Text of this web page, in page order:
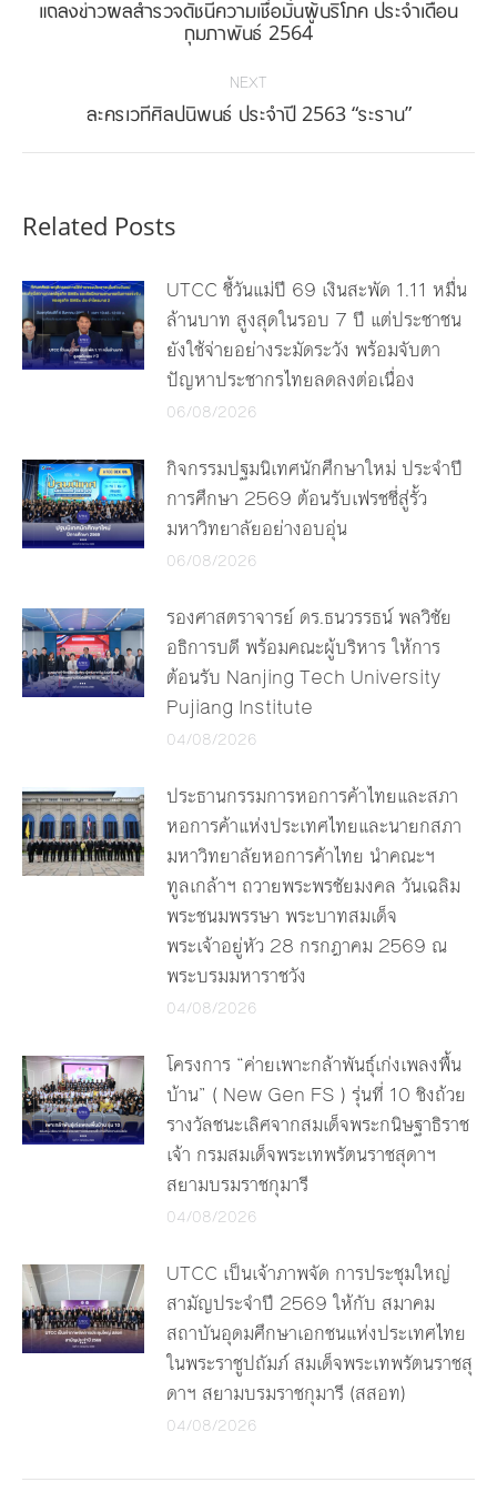
Previous
post:
แถลงข่าวผลสำรวจดัชนีความเชื่อมั่นผู้บริโภค ประจำเดือน
กุมภาพันธ์ 2564
NEXT
Next
ละครเวทีศิลปนิพนธ์ ประจำปี 2563 “ระราน”
Related Posts
UTCC ชี้วันแม่ปี 69 เงินสะพัด 1.11 หมื่น
ล้านบาท สูงสุดในรอบ 7 ปี แต่ประชาชน
ยังใช้จ่ายอย่างระมัดระวัง พร้อมจับตา
ปัญหาประชากรไทยลดลงต่อเนื่อง
06/08/2026
กิจกรรมปฐมนิเทศนักศึกษาใหม่ ประจำปี
การศึกษา 2569 ต้อนรับเฟรชชี่สู่รั้ว
มหาวิทยาลัยอย่างอบอุ่น
06/08/2026
รองศาสตราจารย์ ดร.ธนวรรธน์ พลวิชัย
อธิการบดี พร้อมคณะผู้บริหาร ให้การ
ต้อนรับ Nanjing Tech University
Pujiang Institute
04/08/2026
ประธานกรรมการหอการค้าไทยและสภา
หอการค้าแห่งประเทศไทยและนายกสภา
มหาวิทยาลัยหอการค้าไทย นำคณะฯ
ทูลเกล้าฯ ถวายพระพรชัยมงคล วันเฉลิม
พระชนมพรรษา พระบาทสมเด็จ
พระเจ้าอยู่หัว 28 กรกฎาคม 2569 ณ
พระบรมมหาราชวัง
04/08/2026
โครงการ “ค่ายเพาะกล้าพันธุ์เก่งเพลงพื้น
บ้าน” ( New Gen FS ) รุ่นที่ 10 ชิงถ้วย
รางวัลชนะเลิศจากสมเด็จพระกนิษฐาธิราช
เจ้า กรมสมเด็จพระเทพรัตนราชสุดาฯ
สยามบรมราชกุมารี
04/08/2026
UTCC เป็นเจ้าภาพจัด การประชุมใหญ่
สามัญประจำปี 2569 ให้กับ สมาคม
สถาบันอุดมศึกษาเอกชนแห่งประเทศไทย
ในพระราชูปถัมภ์ สมเด็จพระเทพรัตนราชสุ
ดาฯ สยามบรมราชกุมารี (สสอท)
04/08/2026